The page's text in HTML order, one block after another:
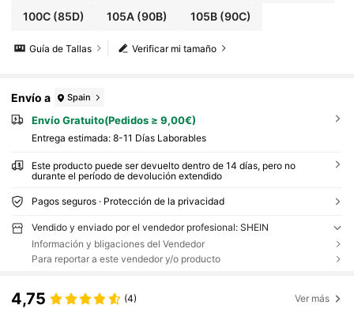
100C(85D) 105A (90B) 105B(90C)
Verificar mi tamaño
Guía de Tallas
Envío a Spain
Envío Gratuito(Pedidos ≥ 9,00€)
Entrega estimada: 8-11 Días Laborables
Este producto puede ser devuelto dentro de 14 días, pero no
durante el período de devolución extendido
Pagos seguros · Protección de la privacidad
Vendido y enviado por el vendedor profesional: SHEIN
Información y bligaciones del Vendedor
Para reportar a este vendedor y/o producto
4,75 (4) Ver más